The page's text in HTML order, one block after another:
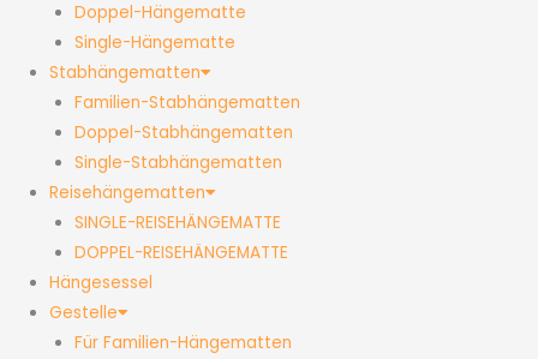
Doppel-Hängematte
Single-Hängematte
Stabhängematten
Familien-Stabhängematten
Doppel-Stabhängematten
Single-Stabhängematten
Reisehängematten
SINGLE-REISEHÄNGEMATTE
DOPPEL-REISEHÄNGEMATTE
Hängesessel
Gestelle
Für Familien-Hängematten